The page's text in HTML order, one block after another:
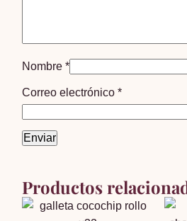
Nombre*
Correo electrónico*
Productos